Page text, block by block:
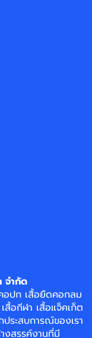
จำกัด
อปก เสื้อยืดคอกลม
เสื้อกีฬา เสื้อแจ็คเก็ต
ระสบการณ์ของเรา
งสรรค์งานที่มี